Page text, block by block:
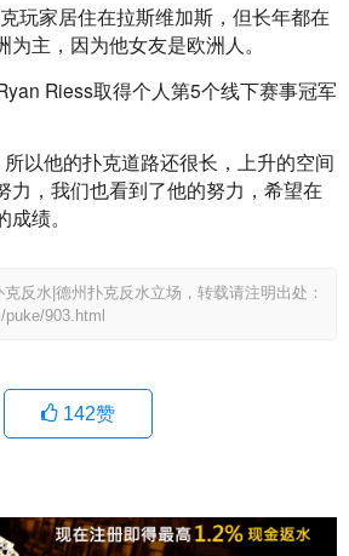
玩家居住在拉斯维加斯，但长年都在
主，因为他女友是欧洲人。
以他的扑克道路还很长，上升的空间
力，我们也看到了他的努力，希望在
绩。
反水|德州扑克反水立场，转载请注明出处：
903.html
142赞